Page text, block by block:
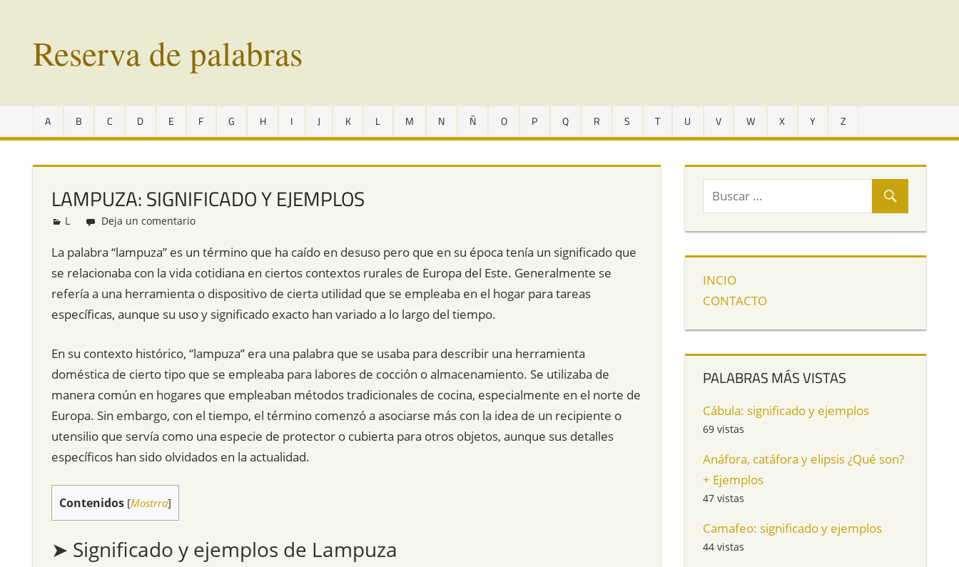
contenidoReserva de palabras
en
vías
extinción
todo
A B C D E F G H I J K L M N Ñ O P Q R S T U V W X Y Z
LAMPUZA: SIGNIFICADO Y EJEMPLOS
Redacción
L Deja un comentario
La palabra “lampuza” es un término que ha caído en desuso pero que en su época tenía un significado que
se relacionaba con la vida cotidiana en ciertos contextos rurales de Europa del Este. Generalmente se
refería a una herramienta o dispositivo de cierta utilidad que se empleaba en el hogar para tareas
específicas, aunque su uso y significado exacto han variado a lo largo del tiempo.
En su contexto histórico, “lampuza” era una palabra que se usaba para describir una herramienta
doméstica de cierto tipo que se empleaba para labores de cocción o almacenamiento. Se utilizaba de
manera común en hogares que empleaban métodos tradicionales de cocina, especialmente en el norte de
Europa. Sin embargo, con el tiempo, el término comenzó a asociarse más con la idea de un recipiente o
utensilio que servía como una especie de protector o cubierta para otros objetos, aunque sus detalles
específicos han sido olvidados en la actualidad.
Contenidos [Mostrra]
➤ Significado y ejemplos de Lampuza
INCIO
CONTACTO
PALABRAS MÁS VISTAS
Cábula: significado y ejemplos
69 vistas
Anáfora, catáfora y elipsis ¿Qué son?
+ Ejemplos
47 vistas
Camafeo: significado y ejemplos
44 vistas